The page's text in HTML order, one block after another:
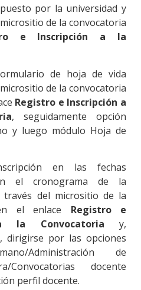
por la universidad y
de la convocatoria
e Inscripción a la
de hoja de vida
de la convocatoria
Registro e Inscripción a
, seguidamente opción
y luego módulo Hoja de
en las fechas
el cronograma de la
través del micrositio de la
el enlace Registro e
la Convocatoria y,
dirigirse por las opciones
Administración de
Convocatorias docente
perfil docente.